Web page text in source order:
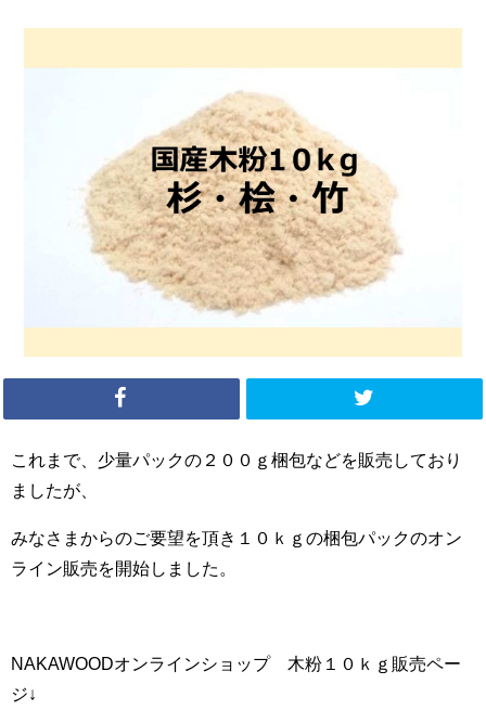
これまで、少量パックの２００ｇ梱包などを販売しており
ましたが、
みなさまからのご要望を頂き１０ｋｇの梱包パックのオン
ライン販売を開始しました。
NAKAWOODオンラインショップ 木粉１０ｋｇ販売ペー
ジ↓